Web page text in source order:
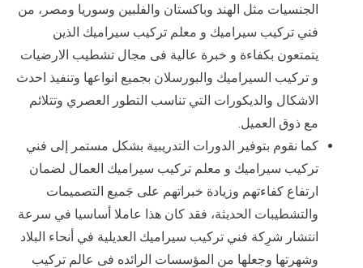
الجنسيات مثل الهند وباكستان والفلبين وسوريا ومصر، من
فني تركيب سيراميك و معلم تركيب سيراميك الذين
يتمتعون بكفاءة و خبرة عالية فى مجال تشطيب الارضيات
و تركيب السيراميك والبورسلان بجميع انواعها وتنفيذ احدث
الاشكال والديكورات التي تناسب التطور العصري وتتلائم
مع ذوق العميل.
كما نقوم بتوفير الدورات التدريبية بشكل مستمر إلى فني
تركيب سيراميك و معلم تركيب سيراميك العمال لضمان
ارتفاع كفاءتهم وزيادة خبراتهم على جَميع التصميمات
والتشطيبات الحديثة، فقد كان هذا عاملا أساسيا في سرعة
انتشار شرِكة فني تركيب سيراميك العديلية في أنحاء البلاد
وشهرتها وجعلها من المؤسسات الرائده فى عالم تركيب